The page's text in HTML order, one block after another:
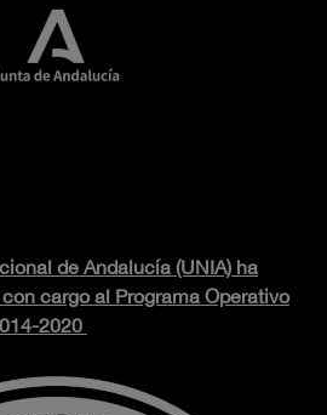
de Andalucía (UNIA) ha
cargo al Programa Operativo
2020